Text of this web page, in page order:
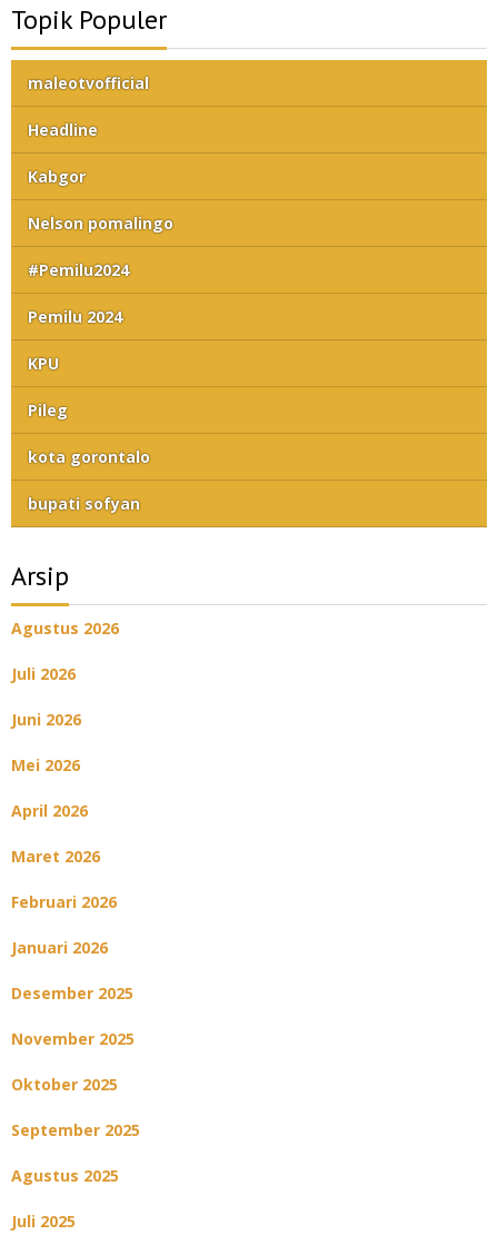
Topik Populer
maleotvofficial
Headline
Kabgor
Nelson pomalingo
#Pemilu2024
Pemilu 2024
KPU
Pileg
kota gorontalo
bupati sofyan
Arsip
Agustus 2026
Juli 2026
Juni 2026
Mei 2026
April 2026
Maret 2026
Februari 2026
Januari 2026
Desember 2025
November 2025
Oktober 2025
September 2025
Agustus 2025
Juli 2025